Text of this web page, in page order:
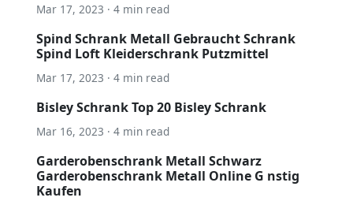
Mar 17, 2023 · 4 min read
Spind Schrank Metall Gebraucht Schrank
Spind Loft Kleiderschrank Putzmittel
Mar 17, 2023 · 4 min read
Bisley Schrank Top 20 Bisley Schrank
Mar 16, 2023 · 4 min read
Garderobenschrank Metall Schwarz
Garderobenschrank Metall Online G nstig
Kaufen